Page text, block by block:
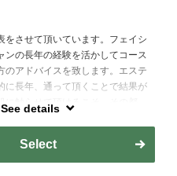
をさせて頂いています。フェイシ
ンの長年の経験を活かしてコース
のアドバイスを致します。エステ
に長年、通って頂くことで結果が
に触らせて頂けるこそ、その都
See details
Select